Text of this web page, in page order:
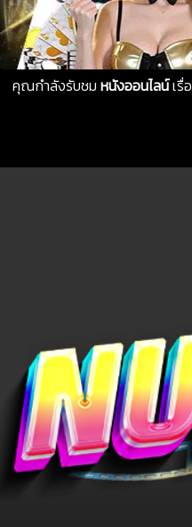
คุณกำลังรับชม หนังออนไลน์เรื่